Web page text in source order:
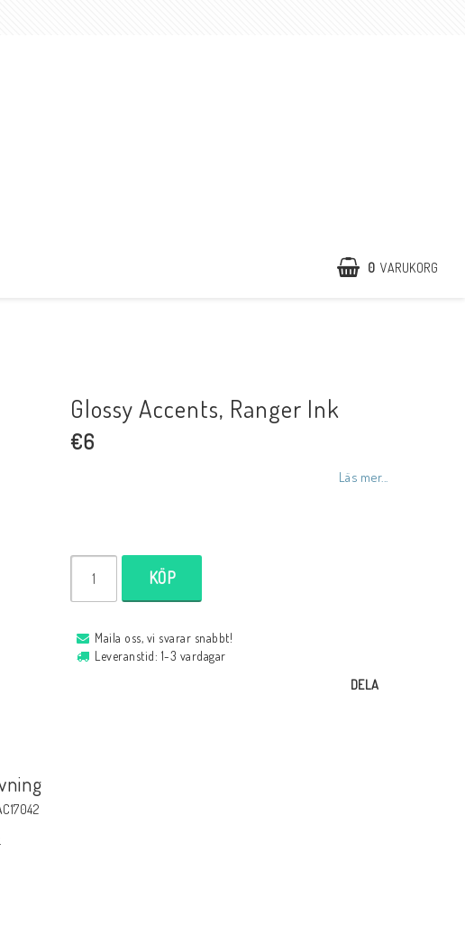
0 VARUKORG
Glossy Accents, Ranger Ink
€6
Läs mer...
KÖP
Maila oss, vi svarar snabbt!
Leveranstid: 1-3 vardagar
DELA